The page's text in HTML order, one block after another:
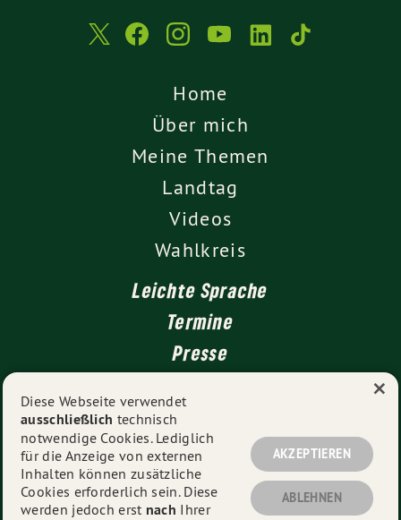
Home
Über mich
Meine Themen
Landtag
Videos
Wahlkreis
Leichte Sprache
Termine
Presse
Impressum
Datenschutz
Diese Webseite verwendet
ausschließlich technisch
notwendige Cookies. Lediglich
für die Anzeige von externen
Inhalten können zusätzliche
Cookies erforderlich sein. Diese
werden jedoch erst nach Ihrer
AKZEPTIEREN
ABLEHNEN
×